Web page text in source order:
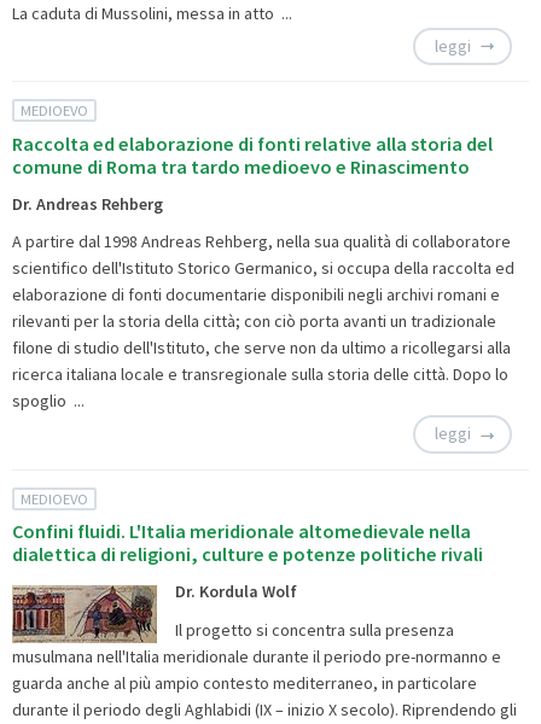
La caduta di Mussolini, messa in atto ...
leggi
MEDIOEVO
Raccolta ed elaborazione di fonti relative alla storia del
comune di Roma tra tardo medioevo e Rinascimento
Dr. Andreas Rehberg
A partire dal 1998 Andreas Rehberg, nella sua qualità di collaboratore
scientifico dell'Istituto Storico Germanico, si occupa della raccolta ed
elaborazione di fonti documentarie disponibili negli archivi romani e
rilevanti per la storia della città; con ciò porta avanti un tradizionale
filone di studio dell'Istituto, che serve non da ultimo a ricollegarsi alla
ricerca italiana locale e transregionale sulla storia delle città. Dopo lo
spoglio ...
leggi
MEDIOEVO
Confini fluidi. L'Italia meridionale altomedievale nella
dialettica di religioni, culture e potenze politiche rivali
Dr. Kordula Wolf
Il progetto si concentra sulla presenza
musulmana nell'Italia meridionale durante il periodo pre-normanno e
guarda anche al più ampio contesto mediterraneo, in particolare
durante il periodo degli Aghlabidi (IX – inizio X secolo). Riprendendo gli